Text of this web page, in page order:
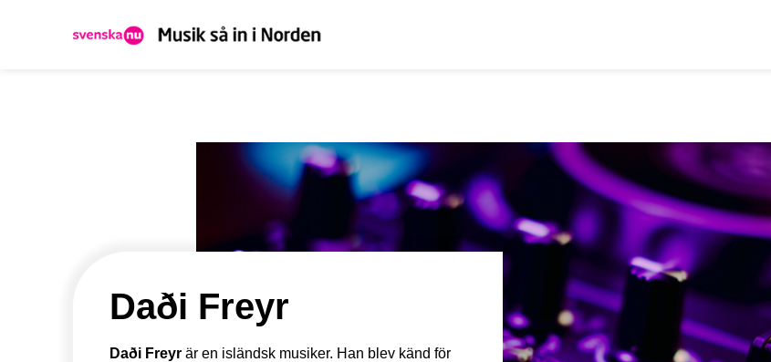
Daði Freyr
Daði Freyr är en isländsk musiker. Han blev känd för